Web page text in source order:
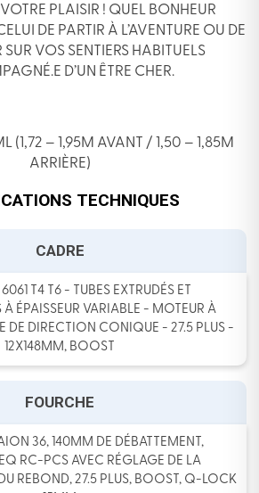
PLAISIR ! QUEL BONHEUR
DE PARTIR À L’AVENTURE OU DE
VOS SENTIERS HABITUELS
D’UN ÊTRE CHER.
(1,72 – 1,95M AVANT / 1,50 – 1,85M
ARRIÈRE)
TECHNIQUES
CADRE
T4 T6 - TUBES EXTRUDÉS ET
ÉPAISSEUR VARIABLE - MOTEUR À
DE DIRECTION CONIQUE - 27.5 PLUS -
12X148MM, BOOST
FOURCHE
36, 140MM DE DÉBATTEMENT,
RC-PCS AVEC RÉGLAGE DE LA
REBOND, 27.5 PLUS, BOOST, Q-LOCK